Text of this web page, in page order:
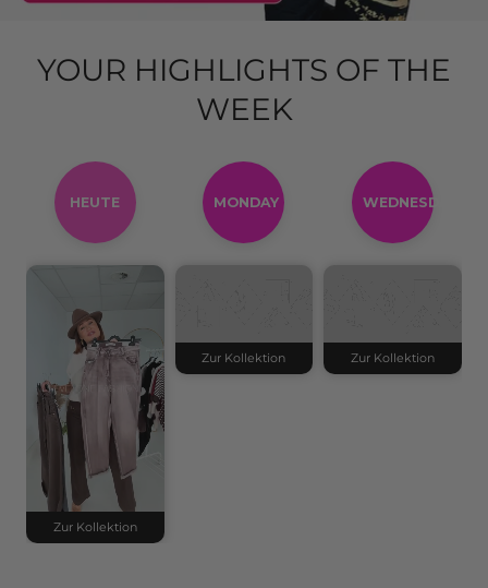
YOUR HIGHLIGHTS OF THE
WEEK
HEUTE
Zur Kollektion
MONDAY
Zur Kollektion
WEDNESDAY
Zur Kollektion